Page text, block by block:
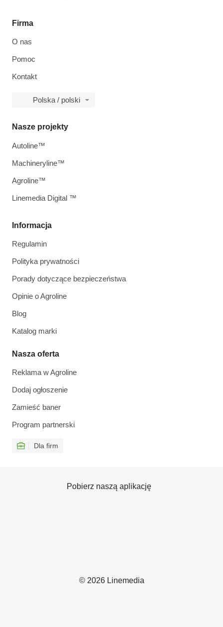
Firma
O nas
Pomoc
Kontakt
Polska / polski
Informacja
Regulamin
Polityka prywatności
Porady dotyczące bezpieczeństwa
Opinie o Agroline
Blog
Katalog marki
Nasza oferta
Reklama w Agroline
Dodaj ogłoszenie
Zamieść baner
Program partnerski
Dla firm
Nasze projekty
Autoline™
Machineryline™
Agroline™
Linemedia Digital ™
© 2026 Linemedia
Pobierz naszą aplikację